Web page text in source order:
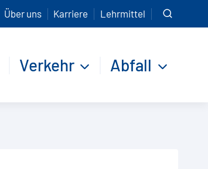
Über uns Karriere Lehrmittel
Verkehr Abfall